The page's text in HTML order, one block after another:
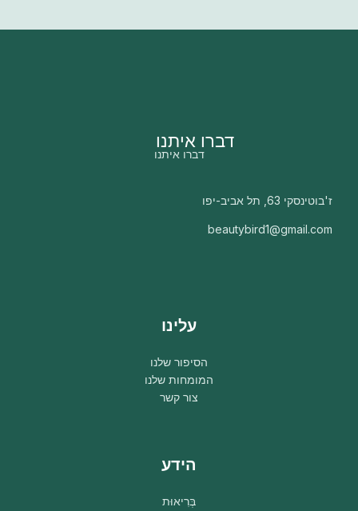
דברו איתנו
דברו איתנו
ז'בוטינסקי 63, תל אביב-יפו
beautybird1@gmail.com
עלינו
הסיפור שלנו
המומחות שלנו
צור קשר
הידע
בְּרִיאוּת